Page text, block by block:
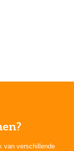
van verschillende